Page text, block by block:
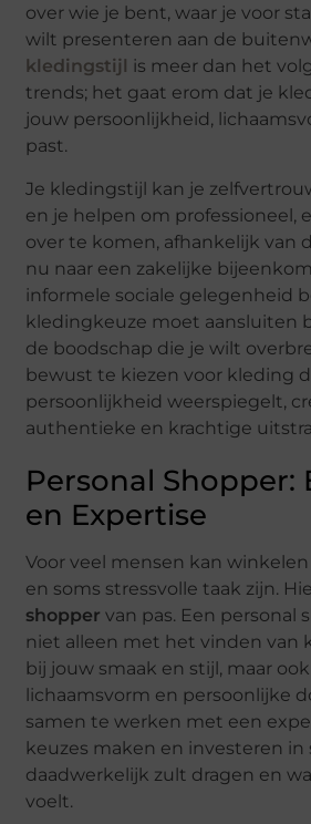
over wie je bent, waar je voor
wilt presenteren aan de
kledingstijl
is meer dan het
trends; het gaat erom dat je
jouw persoonlijkheid,
past.
Je kledingstijl kan je
en je helpen om professioneel,
over te komen, afhankelijk van
nu naar een zakelijke
informele sociale gelegenheid
kledingkeuze moet aansluiten
de boodschap die je wilt
bewust te kiezen voor kleding
persoonlijkheid weerspiegelt,
authentieke en krachtige
Personal Shopper:
en Expertise
Voor veel mensen kan
en soms stressvolle taak zijn.
shoppervan pas. Een personal
niet alleen met het vinden van
bij jouw smaak en stijl, maar
lichaamsvorm en persoonlijke
samen te werken met een
keuzes maken en investeren
daadwerkelijk zult dragen en
voelt.